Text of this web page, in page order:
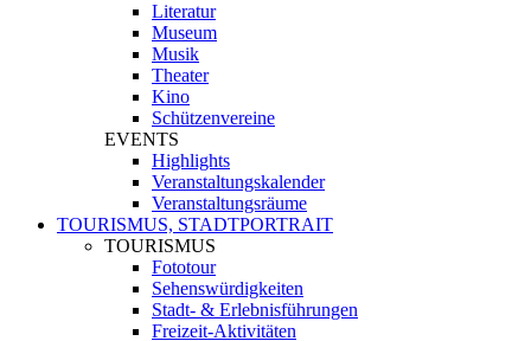
Literatur
Museum
Musik
Theater
Kino
Schützenvereine
EVENTS
Highlights
Veranstaltungskalender
Veranstaltungsräume
TOURISMUS, STADTPORTRAIT
TOURISMUS
Fototour
Sehenswürdigkeiten
Stadt- & Erlebnisführungen
Freizeit-Aktivitäten